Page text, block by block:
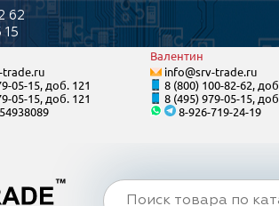
62
trade.ru
05-15, доб. 121
05-15, доб. 121
Валентин
info@srv-trade.ru
8 (800) 100-82-62,
8 (495) 979-05-15,
8-926-719-24-19